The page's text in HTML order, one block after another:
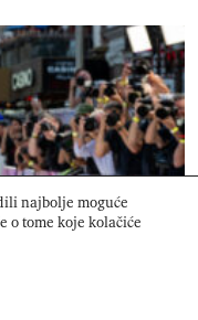
brak intimnom
najbolje moguće
o tome koje kolačiće